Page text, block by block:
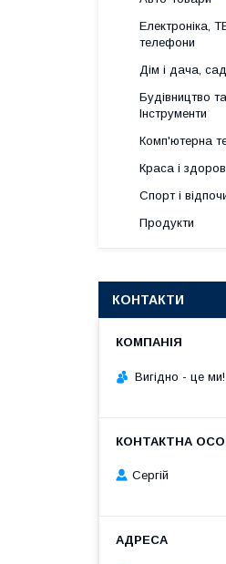
Електроніка,
телефони
Дім і дача,
Будівництво
Інструменти
Комп'ютерна
Краса і
Спорт і
Продукти
КОНТАКТИ
Вигiдно - це ми!
Сергій